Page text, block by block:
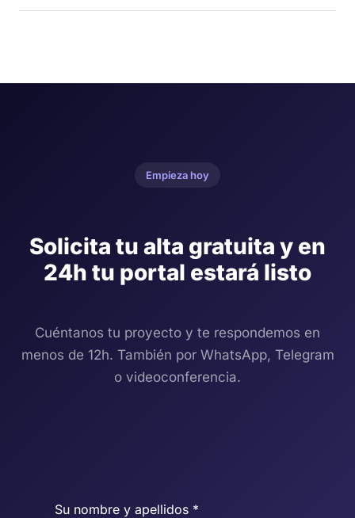
Empieza hoy
Solicita tu alta gratuita y en
24h tu portal estará listo
Cuéntanos tu proyecto y te respondemos en
menos de 12h. También por WhatsApp, Telegram
o videoconferencia.
Su nombre y apellidos *